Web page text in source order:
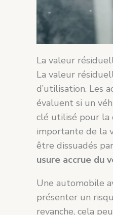
La valeur
La valeur
d’utilisation. Les
évaluent si un
clé utilisé pour la
importante de la
être dissuadés
usure accrue du
Une automobile
présenter un
revanche, cela